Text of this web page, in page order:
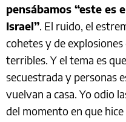
pensábamos “este es
Israel”. El ruido, el
cohetes y de
terribles. Y el tema es
secuestrada y personas
vuelvan a casa. Yo odio
del momento en que